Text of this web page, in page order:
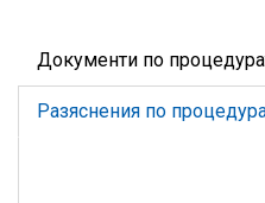
Документи по
Разяснения по